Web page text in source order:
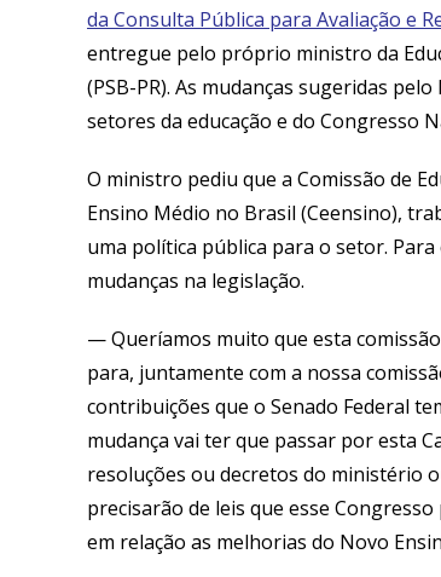
da Consulta Pública para Avaliação e
entregue pelo próprio ministro da
(PSB-PR). As mudanças sugeridas
setores da educação e do Congresso
O ministro pediu que a Comissão de
Ensino Médio no Brasil (Ceensino),
uma política pública para o setor.
mudanças na legislação.
— Queríamos muito que esta
para, juntamente com a nossa
contribuições que o Senado Federal
mudança vai ter que passar por esta
resoluções ou decretos do ministério
precisarão de leis que esse
em relação as melhorias do Novo